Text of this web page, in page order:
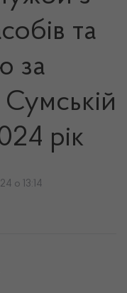
та
за
рік
о 13:14